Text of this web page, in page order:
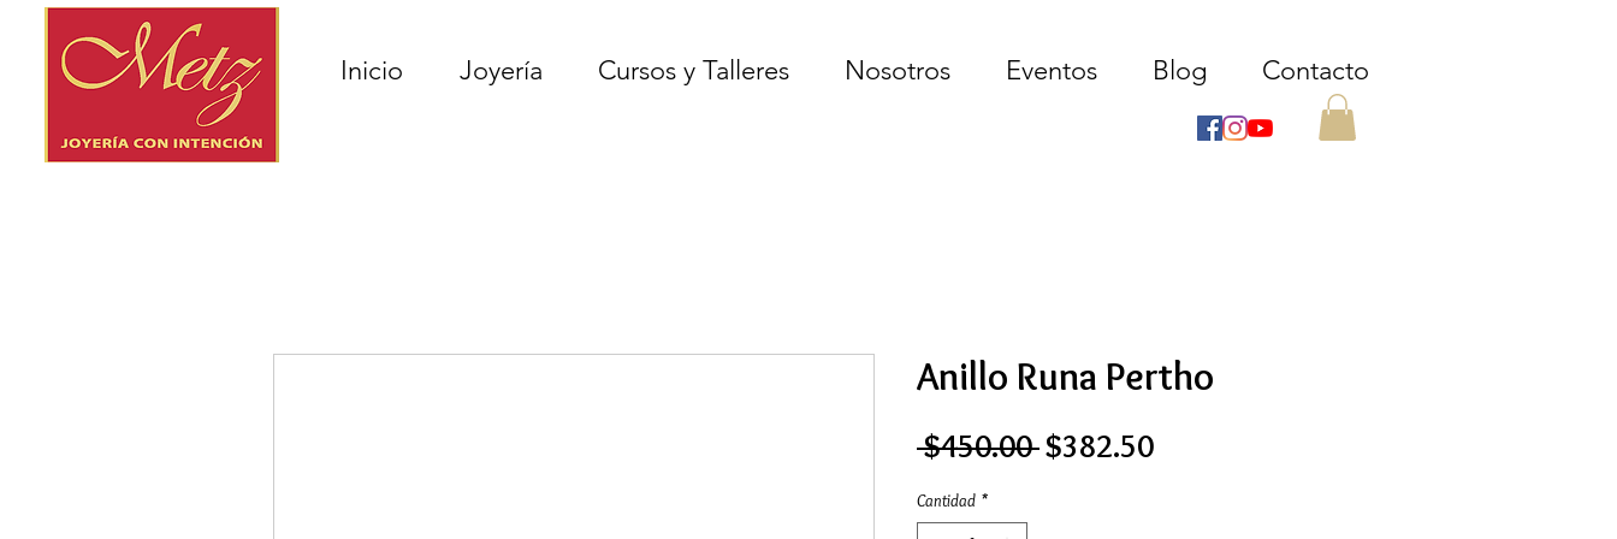
Inicio Joyería Cursos y Talleres Nosotros Eventos Blog Contacto
Anillo Runa Pertho
$450.00 Precio
$382.50Precio
Cantidad *